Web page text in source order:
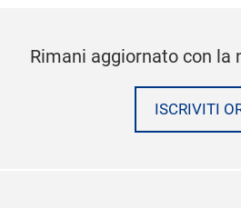
Rimani aggiornato con la
ISCRIVITI